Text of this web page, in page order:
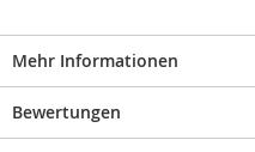
Mehr Informationen
Bewertungen